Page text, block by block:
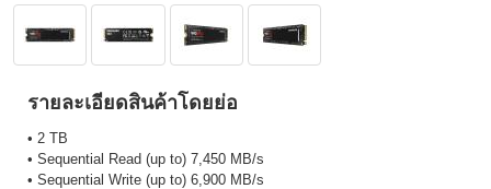
รายละเอียดสินค้าโดยย่อ
• 2 TB
• Sequential Read (up to) 7,450 MB/s
• Sequential Write (up to) 6,900 MB/s